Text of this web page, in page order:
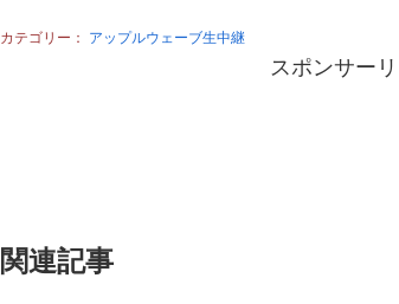
カテゴリー： アップルウェーブ生中継
スポンサー
関連記事